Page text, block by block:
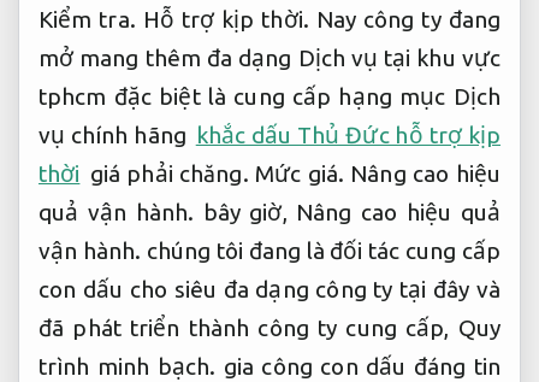
Kiểm tra. Hỗ trợ kịp thời. Nay công ty đang
mở mang thêm đa dạng Dịch vụ tại khu vực
tphcm đặc biệt là cung cấp hạng mục Dịch
vụ chính hãng khắc dấu Thủ Đức hỗ trợ kịp
thời giá phải chăng. Mức giá. Nâng cao hiệu
quả vận hành. bây giờ, Nâng cao hiệu quả
vận hành. chúng tôi đang là đối tác cung cấp
con dấu cho siêu đa dạng công ty tại đây và
đã phát triển thành công ty cung cấp, Quy
trình minh bạch. gia công con dấu đáng tin